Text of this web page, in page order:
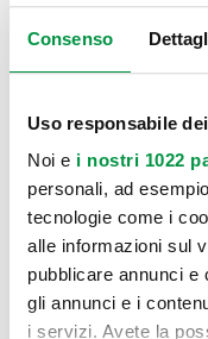
Consenso
Uso responsabile
Noi e i nostri 1022
personali, ad
tecnologie come i
alle informazioni sul
pubblicare annunci e
gli annunci e i
i servizi. Avete la